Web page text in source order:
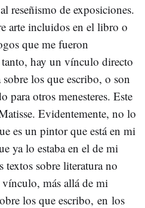
reseñismo de exposiciones.
arte incluidos en el libro o
que me fueron
hay un vínculo directo
los que escribo, o son
para otros menesteres. Este
Evidentemente, no lo
es un pintor que está en mi
ya lo estaba en el de mi
textos sobre literatura no
vínculo, más allá de mi
los que escribo, en los